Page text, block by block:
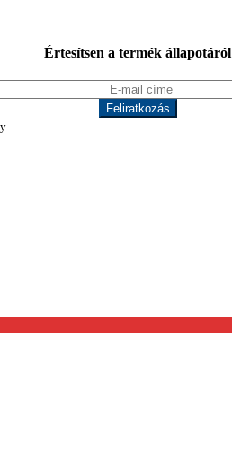
Értesítsen a termék állapotáról